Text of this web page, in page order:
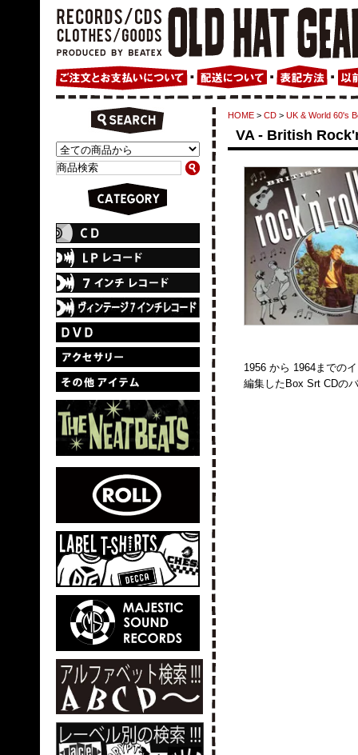
HOME > CD > UK & World 60's
VA - British
1956 から 1964までの
編集したBox Srt CDの